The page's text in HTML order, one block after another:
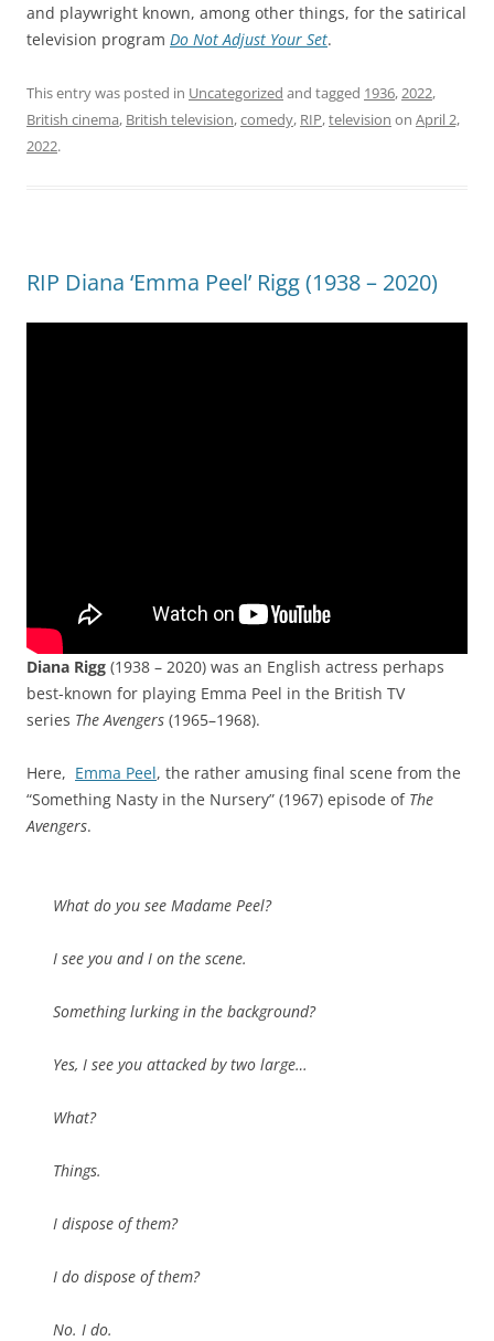
and playwright known, among other things, for the satirical
television program Do Not Adjust Your Set.
This entry was posted in Uncategorized and tagged 1936,2022,
British cinema, British television,comedy, RIP,television on April 2,
2022.
RIP Diana ‘Emma Peel’ Rigg (1938 – 2020)
Diana Rigg (1938 – 2020) was an English actress perhaps
best-known for playing Emma Peel in the British TV
series The Avengers (1965–1968).
Here, Emma Peel, the rather amusing final scene from the
“Something Nasty in the Nursery” (1967) episode of The
Avengers.
What do you see Madame Peel?
I see you and I on the scene.
Something lurking in the background?
Yes, I see you attacked by two large…
What?
Things.
I dispose of them?
I do dispose of them?
No. I do.